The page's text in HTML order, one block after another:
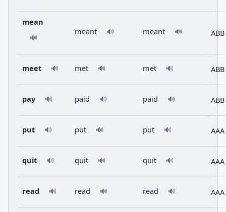
mean
🔊
meant 🔊 meant 🔊 ABB
meet 🔊 met 🔊 met 🔊 ABB
pay 🔊 paid 🔊 paid 🔊 ABB
put 🔊 put 🔊 put 🔊 AAA
quit 🔊 quit 🔊 quit 🔊 AAA
read 🔊 read 🔊 read 🔊 AAA